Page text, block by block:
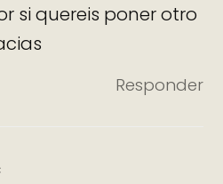
si quereis poner otro
Responder